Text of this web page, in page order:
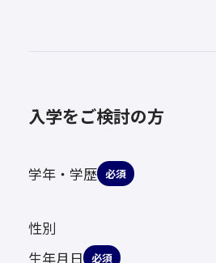
入学をご検討の方
学年・学歴 必須
性別
生年月日 必須